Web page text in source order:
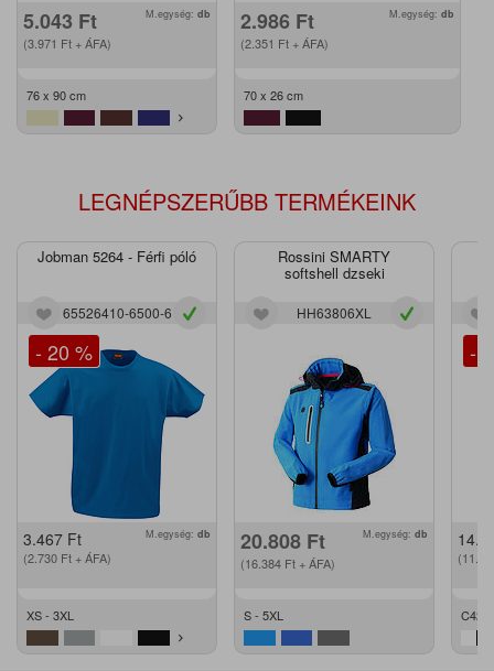
5.043 Ft
(3.971 Ft + ÁFA)
M.egység: db
76 x 90 cm
2.986 Ft
(2.351 Ft + ÁFA)
M.egység: db
70 x 26 cm
LEGNÉPSZERŰBB TERMÉKEINK
Jobman 5264 - Férfi póló
65526410-6500-6
- 20 %
3.467 Ft
(2.730 Ft + ÁFA)
M.egység: db
XS - 3XL
Rossini SMARTY
softshell dzseki
HH63806XL
20.808 Ft
(16.384 Ft + ÁFA)
M.egység: db
S - 5XL
-
C42 -